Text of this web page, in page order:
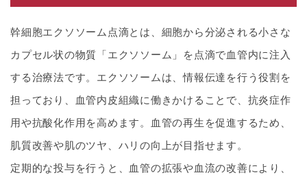
幹細胞エクソソーム点滴とは、細胞から分泌される小さな
カプセル状の物質「エクソソーム」を点滴で血管内に注入
する治療法です。エクソソームは、情報伝達を行う役割を
担っており、血管内皮組織に働きかけることで、抗炎症作
用や抗酸化作用を高めます。血管の再生を促進するため、
肌質改善や肌のツヤ、ハリの向上が目指せます。
定期的な投与を行うと、血管の拡張や血流の改善により、